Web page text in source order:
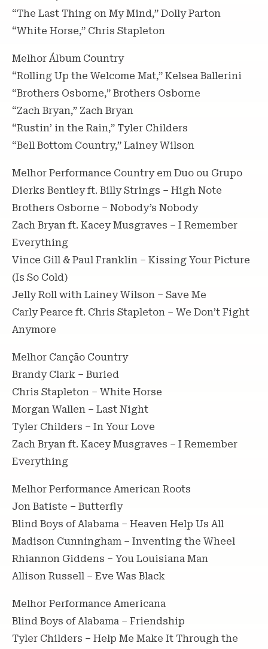
“The Last Thing on My Mind,” Dolly Parton
“White Horse,” Chris Stapleton
Melhor Álbum Country
“Rolling Up the Welcome Mat,” Kelsea Ballerini
“Brothers Osborne,” Brothers Osborne
“Zach Bryan,” Zach Bryan
“Rustin’ in the Rain,” Tyler Childers
“Bell Bottom Country,” Lainey Wilson
Melhor Performance Country em Duo ou Grupo
Dierks Bentley ft. Billy Strings – High Note
Brothers Osborne – Nobody’s Nobody
Zach Bryan ft. Kacey Musgraves – I Remember
Everything
Vince Gill & Paul Franklin – Kissing Your Picture
(Is So Cold)
Jelly Roll with Lainey Wilson – Save Me
Carly Pearce ft. Chris Stapleton – We Don’t Fight
Anymore
Melhor Canção Country
Brandy Clark – Buried
Chris Stapleton – White Horse
Morgan Wallen – Last Night
Tyler Childers – In Your Love
Zach Bryan ft. Kacey Musgraves – I Remember
Everything
Melhor Performance American Roots
Jon Batiste – Butterfly
Blind Boys of Alabama – Heaven Help Us All
Madison Cunningham – Inventing the Wheel
Rhiannon Giddens – You Louisiana Man
Allison Russell – Eve Was Black
Melhor Performance Americana
Blind Boys of Alabama – Friendship
Tyler Childers – Help Me Make It Through the